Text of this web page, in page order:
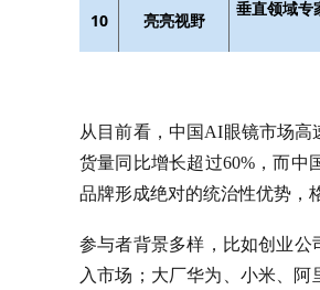
10 亮亮视野
垂直领域专
从目前看，中国AI眼镜市场高
货量同比增长超过60%，而中
品牌形成绝对的统治性优势，
参与者背景多样，比如创业公
入市场；大厂华为、小米、